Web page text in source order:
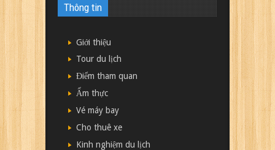
Thông tin
Giới thiệu
Tour du lịch
Điểm tham quan
Ẩm thực
Vé máy bay
Cho thuê xe
Kinh nghiệm du lịch